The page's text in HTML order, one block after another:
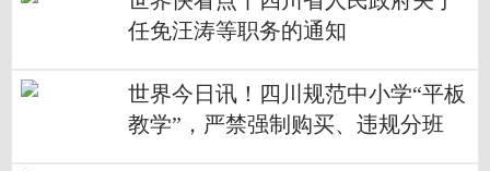
任免汪涛等职务的通知
世界今日讯！四川规范中小学“平板
教学”，严禁强制购买、违规分班